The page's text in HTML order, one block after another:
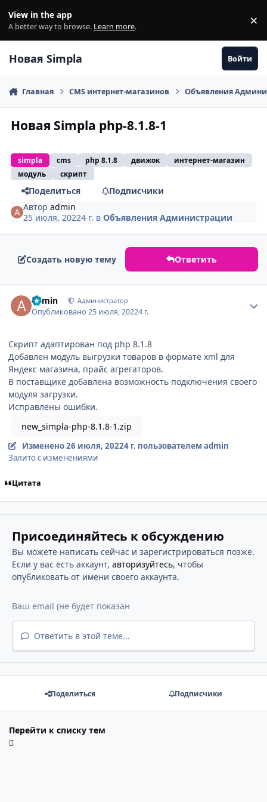
View in the app
A better way to browse. Learn more. ×
Новая Simpla Войти
Главная CMS интернет-магазинов Объявления
Новая Simpla php-8.1.8-1
simpla cms php 8.1.8 движок
интернет-магазин
модуль
скрипт
Поделиться
Подписчики
Авторadmin
25 июля, 20224 г. вОбъявления Администрации
Создать новую тему Ответить
admin Администратор
Опубликовано25 июля, 20224 г.
Скрипт адаптирован под php 8.1.8
Добавлен модуль выгрузки товаров в формате xml для
Яндекс магазина, прайс агрегаторов.
В поставщике добавлена возможность подключения своего
модуля загрузки.
Исправлены ошибки.
new_simpla-php-8.1.8-1.zip
Изменено26 июля, 20224 г. пользователем admin
Залито с изменениями
Цитата
Присоединяйтесь к обсуждению
Вы можете написать сейчас и зарегистрироваться позже.
Если у вас есть аккаунт, авторизуйтесь, чтобы
опубликовать от имени своего аккаунта.
Ответить в этой теме...
Поделиться Подписчики
Перейти к списку тем